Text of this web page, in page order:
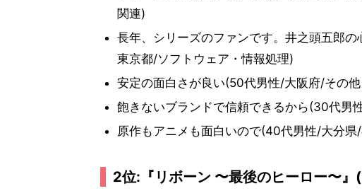
関連)
長年、シリーズのファンです。井之頭五郎
東京都/ソフトウェア・情報処理)
安定の面白さが良い(50代男性/大阪府/その
飽きないブランドで信頼できるから(30代男
原作もアニメも面白いので(40代男性/大分県
2位:『リボーン 〜最後のヒーロー〜